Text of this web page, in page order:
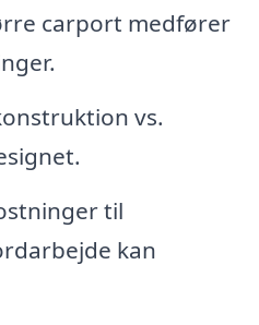
carport medfører
vs.
til
kan